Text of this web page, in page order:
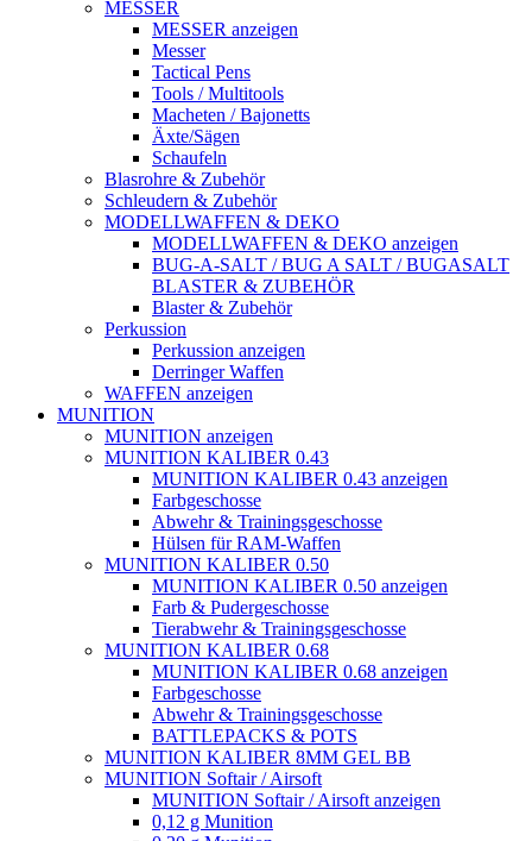
MESSER
MESSER anzeigen
Messer
Tactical Pens
Tools / Multitools
Macheten / Bajonetts
Äxte/Sägen
Schaufeln
Blasrohre & Zubehör
Schleudern & Zubehör
MODELLWAFFEN & DEKO
MODELLWAFFEN & DEKO anzeigen
BUG-A-SALT / BUG A SALT / BUGASALT
BLASTER & ZUBEHÖR
Blaster & Zubehör
Perkussion
Perkussion anzeigen
Derringer Waffen
WAFFEN anzeigen
MUNITION
MUNITION anzeigen
MUNITION KALIBER 0.43
MUNITION KALIBER 0.43 anzeigen
Farbgeschosse
Abwehr & Trainingsgeschosse
Hülsen für RAM-Waffen
MUNITION KALIBER 0.50
MUNITION KALIBER 0.50 anzeigen
Farb & Pudergeschosse
Tierabwehr & Trainingsgeschosse
MUNITION KALIBER 0.68
MUNITION KALIBER 0.68 anzeigen
Farbgeschosse
Abwehr & Trainingsgeschosse
BATTLEPACKS & POTS
MUNITION KALIBER 8MM GEL BB
MUNITION Softair / Airsoft
MUNITION Softair / Airsoft anzeigen
0,12 g Munition